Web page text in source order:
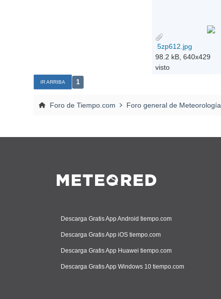
5zp612.jpg
98.2 kB, 640x429
visto
IR ARRIBA 1
Foro de Tiempo.com Foro general de Meteorología
Descarga Gratis App Android tiempo.com
Descarga Gratis App iOS tiempo.com
Descarga Gratis App Huawei tiempo.com
Descarga Gratis App Windows 10 tiempo.com